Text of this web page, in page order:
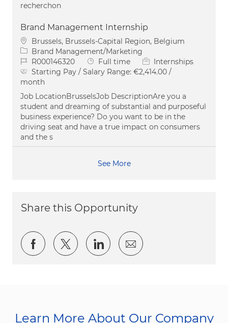
recherchon
Brand Management Internship
Location
Brussels, Brussels-Capital Region, Belgium
Category
Brand Management/Marketing
Job IdR000146320 Job Type
Full time
Internships
Starting Pay / Salary Range: €2,414.00 /
month
Job LocationBrusselsJob DescriptionAre you a
student and dreaming of substantial and purposeful
business experience? Do you want to be in the
driving seat and have a true impact on consumers
and the s
See More
Share this Opportunity
Share via Facebook
Share via twitter
Share via LinkedIn
Share via email
Learn More About Our Company